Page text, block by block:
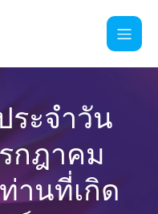
ระจำวัน
กฎาคม
านที่เกิด